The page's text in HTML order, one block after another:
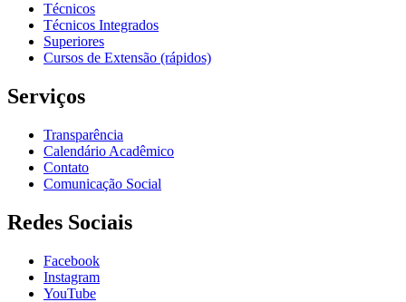
Técnicos
Técnicos Integrados
Superiores
Cursos de Extensão (rápidos)
Serviços
Transparência
Calendário Acadêmico
Contato
Comunicação Social
Redes Sociais
Facebook
Instagram
YouTube